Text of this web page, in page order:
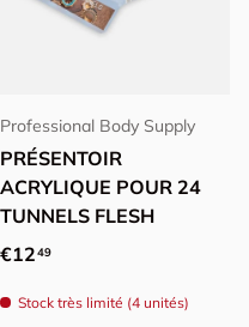
Professional Body Supply
PRÉSENTOIR
ACRYLIQUE POUR 24
TUNNELS FLESH
Prix habituel
€1249
Stock très limité (4 unités)